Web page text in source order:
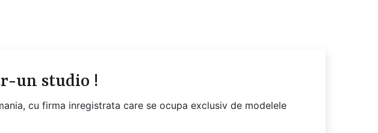
un studio !
cu firma inregistrata care se ocupa exclusiv de modelele